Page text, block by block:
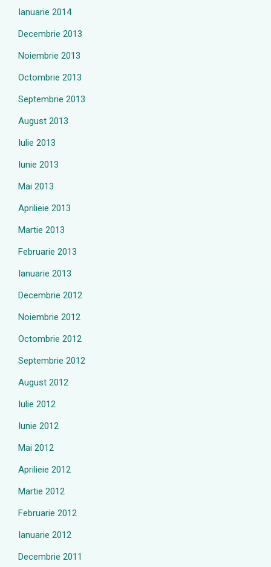
Ianuarie 2014
Decembrie 2013
Noiembrie 2013
Octombrie 2013
Septembrie 2013
August 2013
Iulie 2013
Iunie 2013
Mai 2013
Aprilieie 2013
Martie 2013
Februarie 2013
Ianuarie 2013
Decembrie 2012
Noiembrie 2012
Octombrie 2012
Septembrie 2012
August 2012
Iulie 2012
Iunie 2012
Mai 2012
Aprilieie 2012
Martie 2012
Februarie 2012
Ianuarie 2012
Decembrie 2011